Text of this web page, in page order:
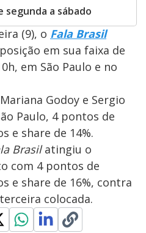
segunda a sábado
(9), o Fala Brasil
em sua faixa de
em São Paulo e no
Godoy e Sergio
Paulo, 4 pontos de
e share de 14%.
Brasilatingiu o
com 4 pontos de
e share de 16%, contra
colocada.